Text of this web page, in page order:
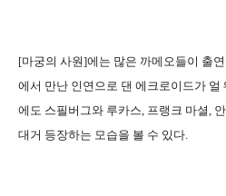
[마궁의 사원]에는 많은 까메오들이 출
에서 만난 인연으로 댄 에크로이드가 얼
에도 스필버그와 루카스, 프랭크 마셜,
대거 등장하는 모습을 볼 수 있다.